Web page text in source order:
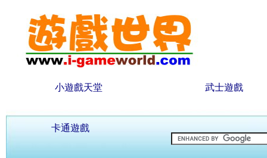
小遊戲天堂 武士遊戲
卡通遊戲